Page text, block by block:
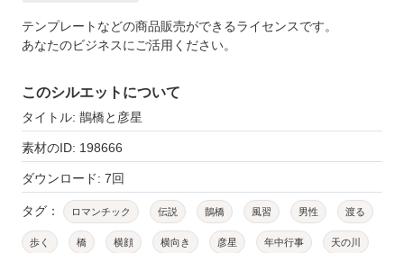
テンプレートなどの商品販売ができるライセンスです。
あなたのビジネスにご活用ください。
このシルエットについて
タイトル: 鵲橋と彦星
素材のID: 198666
ダウンロード: 7回
タグ： ロマンチック 伝説 鵲橋 風習 男性 渡る
歩く 橋 横顔 横向き 彦星 年中行事 天の川